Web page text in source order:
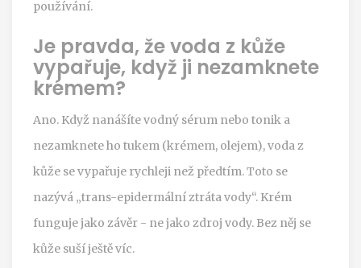
používání.
Je pravda, že voda z kůže
vypařuje, když ji nezamknete
krémem?
Ano. Když nanášíte vodný sérum nebo tonik a
nezamknete ho tukem (krémem, olejem), voda z
kůže se vypařuje rychleji než předtím. Toto se
nazývá „trans-epidermální ztráta vody“. Krém
funguje jako závěr - ne jako zdroj vody. Bez něj se
kůže suší ještě víc.